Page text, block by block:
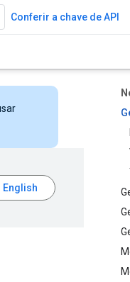
Conferir a chave de API